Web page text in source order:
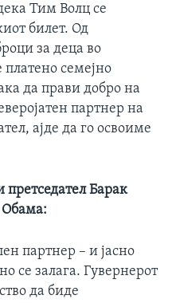
Тим Волц се
билет. Од
за деца во
семејно
да прави добро на
партнер на
ајде да го освоиме
Барак
партнер – и јасно
се залага. Гувернерот
да биде